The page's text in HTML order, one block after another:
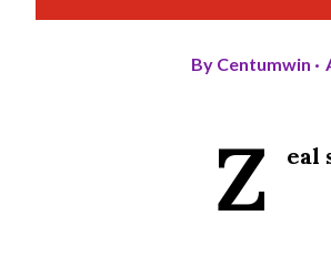
By Centumwin
Z eal